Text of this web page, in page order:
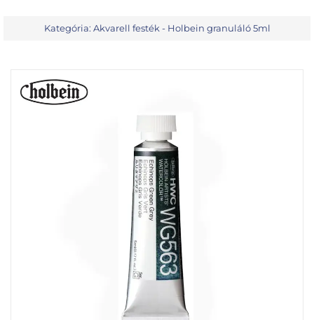
Kategória: Akvarell festék - Holbein granuláló 5ml